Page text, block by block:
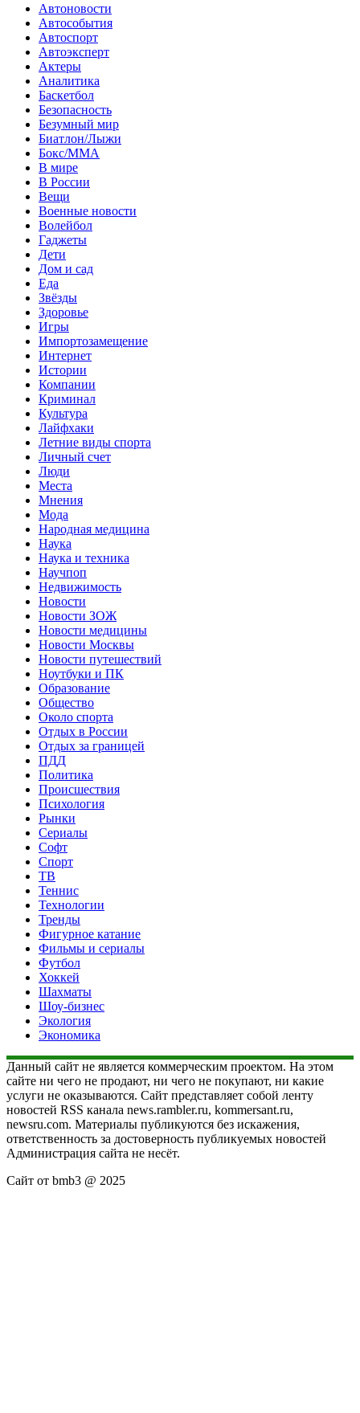
Автоновости
Автособытия
Автоспорт
Автоэксперт
Актеры
Аналитика
Баскетбол
Безопасность
Безумный мир
Биатлон/Лыжи
Бокс/MMA
В мире
В России
Вещи
Военные новости
Волейбол
Гаджеты
Дети
Дом и сад
Еда
Звёзды
Здоровье
Игры
Импортозамещение
Интернет
Истории
Компании
Криминал
Культура
Лайфхаки
Летние виды спорта
Личный счет
Люди
Места
Мнения
Мода
Народная медицина
Наука
Наука и техника
Научпоп
Недвижимость
Новости
Новости ЗОЖ
Новости медицины
Новости Москвы
Новости путешествий
Ноутбуки и ПК
Образование
Общество
Около спорта
Отдых в России
Отдых за границей
ПДД
Политика
Происшествия
Психология
Рынки
Сериалы
Софт
Спорт
ТВ
Теннис
Технологии
Тренды
Фигурное катание
Фильмы и сериалы
Футбол
Хоккей
Шахматы
Шоу-бизнес
Экология
Экономика
Данный сайт не является коммерческим проектом. На этом
сайте ни чего не продают, ни чего не покупают, ни какие
услуги не оказываются. Сайт представляет собой ленту
новостей RSS канала news.rambler.ru, kommersant.ru,
newsru.com. Материалы публикуются без искажения,
ответственность за достоверность публикуемых новостей
Администрация сайта не несёт.
Сайт от bmb3 @ 2025